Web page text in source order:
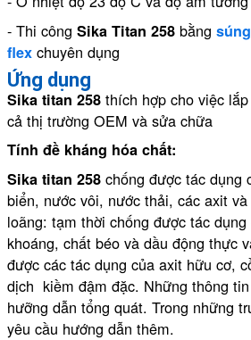
- Thi công Sika Titan 258 bằng
flex chuyên dụng
Ứng dụng
Sika titan 258 thích hợp cho việc
cả thị trường OEM và sửa chữa
Tính đề kháng hóa chất:
Sika titan 258 chống được tác dụng
biển, nước vôi, nước thải, các axit
loãng: tạm thời chống được tác
khoáng, chất béo và dầu động thực
được các tác dụng của axit hữu cơ,
dịch kiềm đậm đặc. Những thông
hưỡng dẫn tổng quát. Trong những
yêu cầu hướng dẫn thêm.